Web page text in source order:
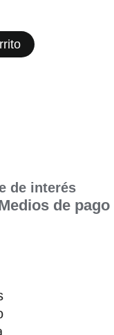
de interés
de pago